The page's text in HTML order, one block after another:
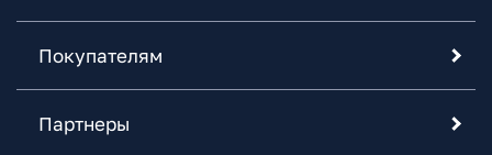
Покупателям
Партнеры